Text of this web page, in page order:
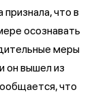
что в
осознавать
меры
он вышел из
что